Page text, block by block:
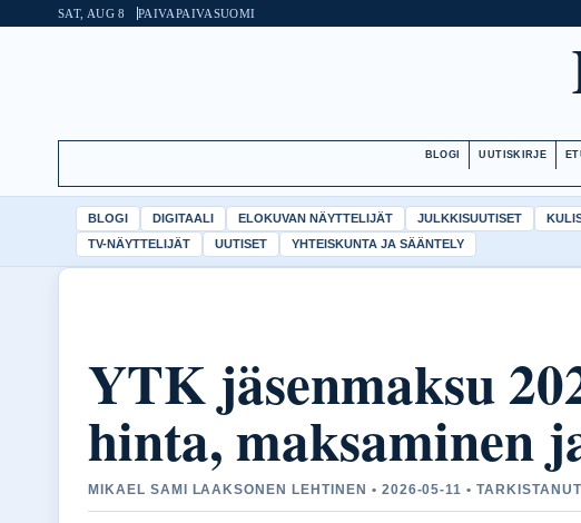
SAT, AUG 8 PAIVAPAIVASUOMI
BLOGI UUTISKIRJE
BLOGI DIGITAALI ELOKUVAN NÄYTTELIJÄT JULKKISUUTISET
TV-NÄYTTELIJÄT
UUTISET YHTEISKUNTA JA SÄÄNTELY
YTK jäsenmaksu
hinta, maksaminen
MIKAEL SAMI LAAKSONEN LEHTINEN • 2026-05-11 •